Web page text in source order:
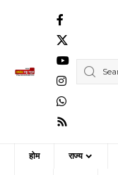
होम राज्य